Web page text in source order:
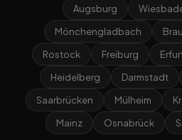
Augsburg
Mönchengladbach
Rostock
Freiburg
Heidelberg
Darmstadt
Saarbrücken
Mülheim
Mainz
Osnabrück